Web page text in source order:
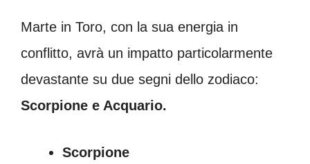
Marte in Toro, con la sua energia in
conflitto, avrà un impatto particolarmente
devastante su due segni dello zodiaco:
Scorpione e Acquario.
Scorpione